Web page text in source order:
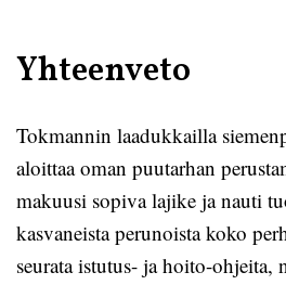
Yhteenveto
Tokmannin laadukkailla
aloittaa oman puutarhan
makuusi sopiva lajike ja nauti
kasvaneista perunoista koko
seurata istutus- ja hoito-